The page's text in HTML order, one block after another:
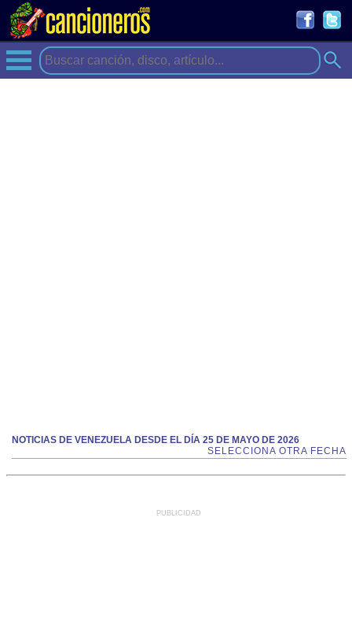
NOTICIAS DE VENEZUELA DESDE EL DÍA 25 DE MAYO DE 2026
SELECCIONA OTRA FECHA
PUBLICIDAD